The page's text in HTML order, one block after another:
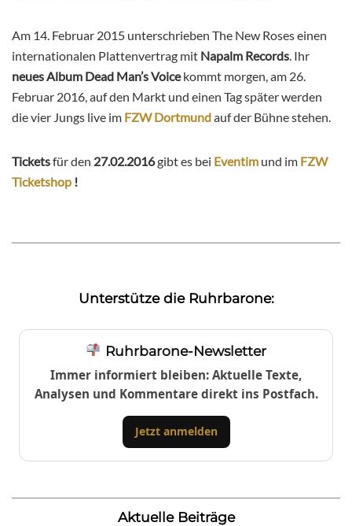
Am 14. Februar 2015 unterschrieben The New Roses einen
internationalen Plattenvertrag mit Napalm Records Ihr
neues Album Dead Man’s Voicekommt morgen, am 26.
Februar 2016, auf den Markt und einen Tag später werden
die vier Jungs live im FZW Dortmundauf der Bühne stehen.
Ticketsfür den 27.02.2016gibt es bei Eventim und im FZW
Ticketshop !
Unterstütze die Ruhrbarone:
Ruhrbarone-Newsletter
Immer informiert bleiben: Aktuelle Texte,
Analysen und Kommentare direkt ins Postfach.
Jetzt anmelden
Aktuelle Beiträge